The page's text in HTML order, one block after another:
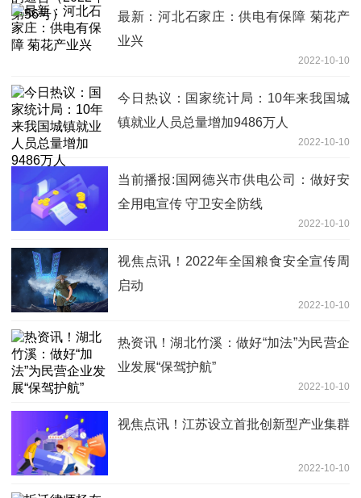
最新：河北石家庄：供电有保障 菊花产
业兴
2022-10-10
今日热议：国家统计局：10年来我国城
镇就业人员总量增加9486万人
2022-10-10
当前播报:国网德兴市供电公司：做好安
全用电宣传 守卫安全防线
2022-10-10
视焦点讯！2022年全国粮食安全宣传周
启动
2022-10-10
热资讯！湖北竹溪：做好“加法”为民营企
业发展“保驾护航”
2022-10-10
视焦点讯！江苏设立首批创新型产业集群
2022-10-10